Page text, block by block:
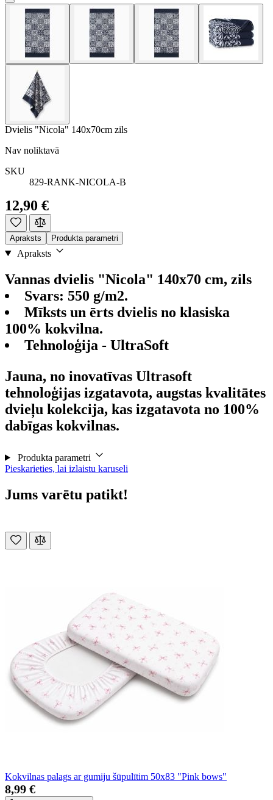
Dvielis "Nicola" 140x70cm zils
Nav noliktavā
SKU
829-RANK-NICOLA-B
12,90 €
Apraksts Produkta parametri
Apraksts
Vannas dvielis "Nicola" 140x70 cm, zils
Svars: 550 g/m2.
Mīksts un ērts dvielis no klasiska
100% kokvilna.
Tehnoloģija - UltraSoft
Jauna, no inovatīvas Ultrasoft
tehnoloģijas izgatavota, augstas kvalitātes
dvieļu kolekcija, kas izgatavota no 100%
dabīgas kokvilnas.
Produkta parametri
Pieskarieties, lai izlaistu karuseli
Jums varētu patikt!
Kokvilnas palags ar gumiju šūpulītim 50x83 "Pink bows"
8,99 €